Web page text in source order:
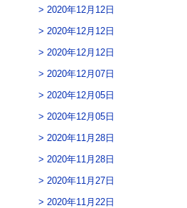
2020年12月12日
2020年12月12日
2020年12月12日
2020年12月07日
2020年12月05日
2020年12月05日
2020年11月28日
2020年11月28日
2020年11月27日
2020年11月22日